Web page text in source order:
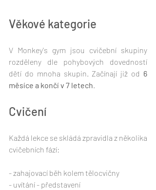
Věkové kategorie
V Monkey's gym jsou cvičební skupiny
rozděleny dle pohybových dovedností
dětí do mnoha skupin. Začínají již od 6
měsíce a končí v 7 letech
Cvičení
Každá lekce se skládá zpravidla z několika
cvičebních fází:
- zahajovací běh kolem tělocvičny
- uvítání - představení